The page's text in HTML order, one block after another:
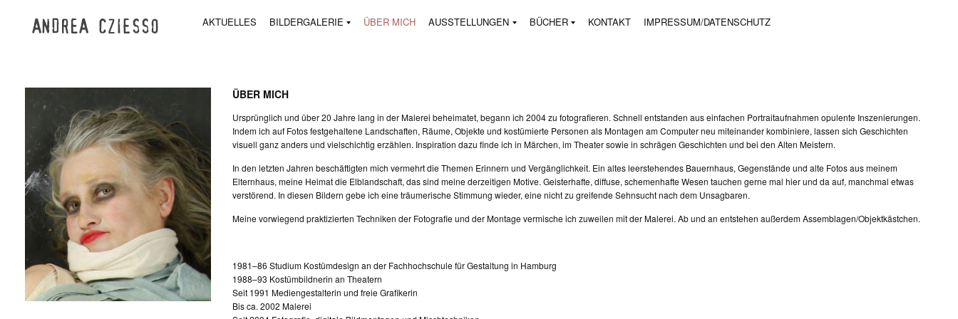
AKTUELLES BILDERGALERIE ÜBER MICH AUSSTELLUNGEN BÜCHER KONTAKT IMPRESSUM/DATENSCHUTZ
ÜBER MICH
Ursprünglich und über 20 Jahre lang in der Malerei beheimatet, begann ich 2004 zu fotografieren. Schnell entstanden aus einfachen Portraitaufnahmen opulente Inszenierungen.
Indem ich auf Fotos festgehaltene Landschaften, Räume, Objekte und kostümierte Personen als Montagen am Computer neu miteinander kombiniere, lassen sich Geschichten
visuell ganz anders und vielschichtig erzählen. Inspiration dazu finde ich in Märchen, im Theater sowie in schrägen Geschichten und bei den Alten Meistern.
In den letzten Jahren beschäftigten mich vermehrt die Themen Erinnern und Vergänglichkeit. Ein altes leerstehendes Bauernhaus, Gegenstände und alte Fotos aus meinem
Elternhaus, meine Heimat die Elblandschaft, das sind meine derzeitigen Motive. Geisterhafte, diffuse, schemenhafte Wesen tauchen gerne mal hier und da auf, manchmal etwas
verstörend. In diesen Bildern gebe ich eine träumerische Stimmung wieder, eine nicht zu greifende Sehnsucht nach dem Unsagbaren.
Meine vorwiegend praktizierten Techniken der Fotografie und der Montage vermische ich zuweilen mit der Malerei. Ab und an entstehen außerdem Assemblagen/Objektkästchen.
1981–86 Studium Kostümdesign an der Fachhochschule für Gestaltung in Hamburg
1988–93 Kostümbildnerin an Theatern
Seit 1991 Mediengestalterin und freie Grafikerin
Bis ca. 2002 Malerei